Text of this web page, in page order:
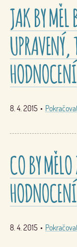
JAK BY
HODNOCENÍ
8. 4. 2015 •
CO BY
8. 4. 2015 •